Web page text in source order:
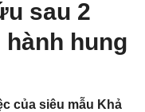
sau 2
hung
của siêu mẫu Khả